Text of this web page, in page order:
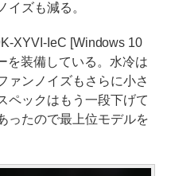
イズも減る。
XYVI-IeC [Windows 10
を装備している。水冷は
ァンノイズもさらに小さ
ペックはもう一段下げて
ったので最上位モデルを